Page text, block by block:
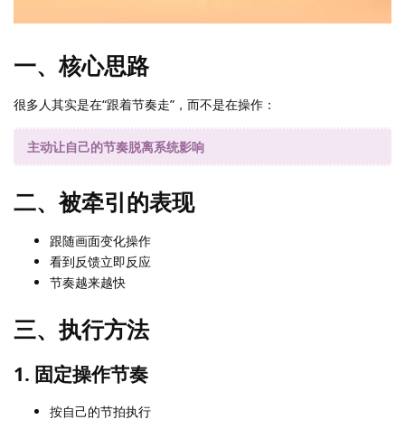
一、核心思路
很多人其实是在“跟着节奏走”，而不是在操作：
主动让自己的节奏脱离系统影响
二、被牵引的表现
跟随画面变化操作
看到反馈立即反应
节奏越来越快
三、执行方法
1. 固定操作节奏
按自己的节拍执行